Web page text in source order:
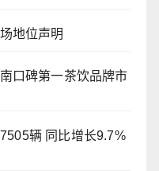
地位声明
口碑第一茶饮品牌市
辆 同比增长9.7%